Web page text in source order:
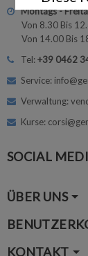
Montags -
Von 8.30 Bis
Von 14.00 Bis
Tel:+39 0462
Service:
Verwaltung:
Kurse:
SOCIAL
ÜBER UNS
KONTAKT